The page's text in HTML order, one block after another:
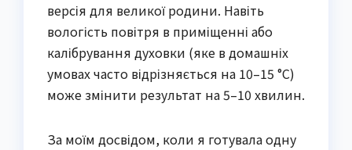
версія для великої родини. Навіть
вологість повітря в приміщенні або
калібрування духовки (яке в домашніх
умовах часто відрізняється на 10–15 °C)
може змінити результат на 5–10 хвилин.
За моїм досвідом, коли я готувала одну